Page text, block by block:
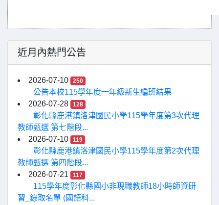
近月內熱門公告
2026-07-10 250
公告本校115學年度一年級新生編班結果
2026-07-28
128
彰化縣鹿港鎮洛津國民小學115學年度第3次代理
教師甄選 第七階段...
2026-07-10
119
彰化縣鹿港鎮洛津國民小學115學年度第2次代理
教師甄選 第四階段...
2026-07-21
117
115學年度彰化縣國小非現職教師18小時師資研
習_錄取名單 (國語科...